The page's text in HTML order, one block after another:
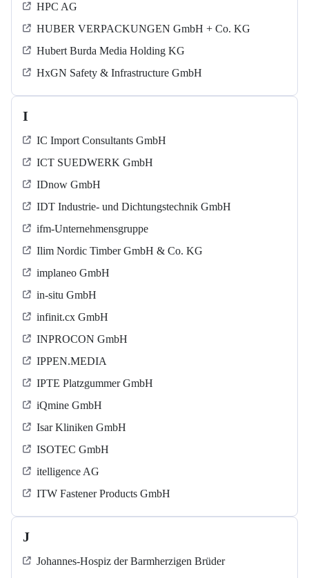
HPC AG
HUBER VERPACKUNGEN GmbH + Co. KG
Hubert Burda Media Holding KG
HxGN Safety & Infrastructure GmbH
I
IC Import Consultants GmbH
ICT SUEDWERK GmbH
IDnow GmbH
IDT Industrie- und Dichtungstechnik GmbH
ifm-Unternehmensgruppe
Ilim Nordic Timber GmbH & Co. KG
implaneo GmbH
in-situ GmbH
infinit.cx GmbH
INPROCON GmbH
IPPEN.MEDIA
IPTE Platzgummer GmbH
iQmine GmbH
Isar Kliniken GmbH
ISOTEC GmbH
itelligence AG
ITW Fastener Products GmbH
J
Johannes-Hospiz der Barmherzigen Brüder